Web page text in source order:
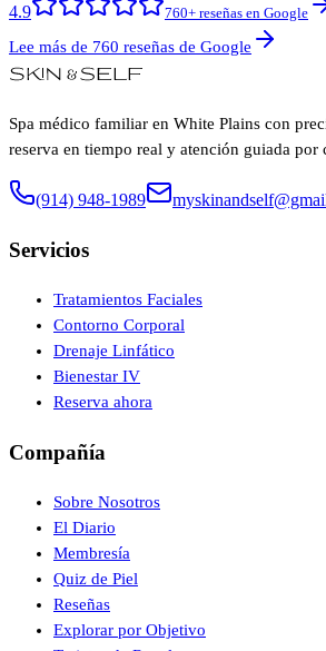
4.9 760+ reseñas en Google
Lee más de 760 reseñas de Google
Spa médico familiar en White Plains con
reserva en tiempo real y atención guiada por
(914) 948-1989
Servicios
Tratamientos Faciales
Contorno Corporal
Drenaje Linfático
Bienestar IV
Reserva ahora
Compañía
Sobre Nosotros
El Diario
Membresía
Quiz de Piel
Reseñas
Explorar por Objetivo